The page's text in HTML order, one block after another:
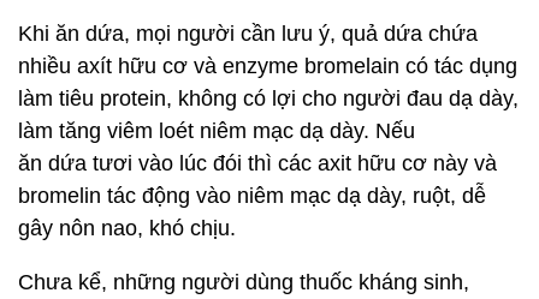
Khi ăn dứa, mọi người cần lưu ý, quả dứa chứa
nhiều axít hữu cơ và enzyme bromelain có tác dụng
làm tiêu protein, không có lợi cho người đau dạ dày,
làm tăng viêm loét niêm mạc dạ dày. Nếu
ăn dứa tươi vào lúc đói thì các axit hữu cơ này và
bromelin tác động vào niêm mạc dạ dày, ruột, dễ
gây nôn nao, khó chịu.
Chưa kể, những người dùng thuốc kháng sinh,